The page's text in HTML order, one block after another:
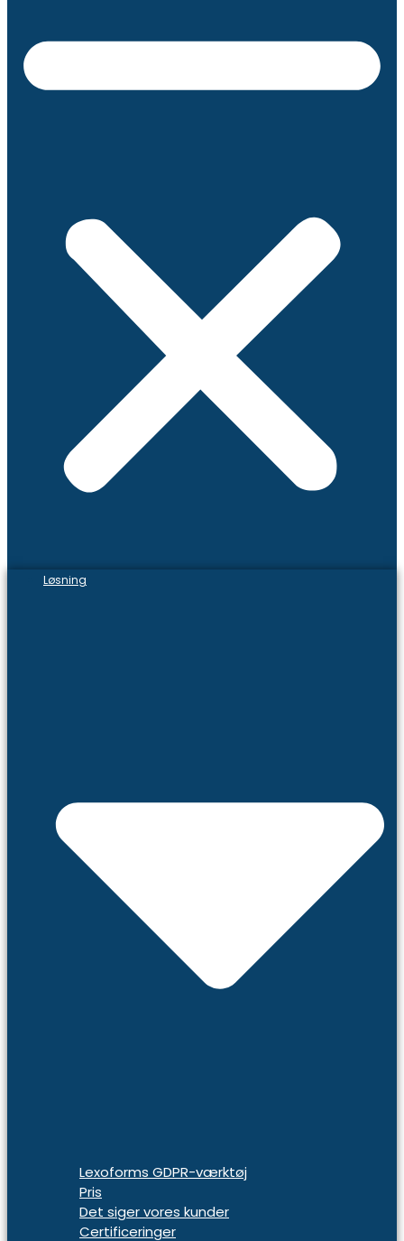
Løsning
Lexoforms GDPR-værktøj
Pris
Det siger vores kunder
Certificeringer